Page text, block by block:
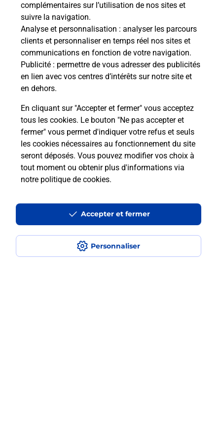
complémentaires sur l’utilisation de nos sites et
suivre la navigation.
Analyse et personnalisation : analyser les parcours
clients et personnaliser en temps réel nos sites et
communications en fonction de votre navigation.
Publicité : permettre de vous adresser des publicités
en lien avec vos centres d’intérêts sur notre site et
en dehors.
En cliquant sur "Accepter et fermer" vous acceptez
tous les cookies. Le bouton "Ne pas accepter et
fermer" vous permet d'indiquer votre refus et seuls
les cookies nécessaires au fonctionnement du site
seront déposés. Vous pouvez modifier vos choix à
tout moment ou obtenir plus d'informations via
notre politique de cookies.
Personnaliser
Accepter et fermer
Questions fréquemment posées
Quel réseau utilise La Poste Mobile ?
Est-ce que je peux garder mon
numéro de mobile gratuitement ?
Est-ce que je peux bénéficier de la 5G
avec La Poste Mobile ?
Est-ce que je peux utiliser mon forfait
à l’étranger avec La Poste Mobile ?
Est-ce que je peux payer mon iPhone
en plusieurs fois avec La Poste Mobile
?